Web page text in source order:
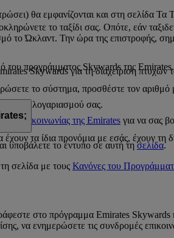
θα εμφανίζονται και στη σελίδα Τα
του προγράμματος Skywards της
το σύστημα, προσθέστε τον αριθμό
επικοινωνίας της Emirates για να σας
το ταξίδι σας. Οπότε, εάν
το Ώκλαντ. Την ώρα της επιστροφής,
Skywards για τη διαχείριση πτυχών
υποβάλετε το έντυπο σε αυτή τη σελίδα.
σελίδα με τους Κανόνες του
του λογαριασμού σας.
τα ίδια προνόμια με εσάς, έχουν τη
στο πρόγραμμα Emirates Skywards
να ενημερώσετε τις συνδρομές